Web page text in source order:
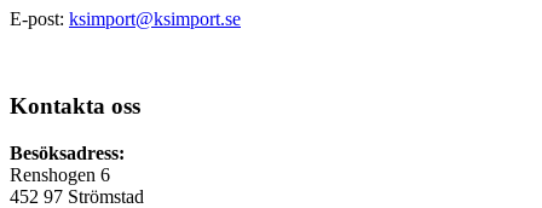
E-post: ksimport@ksimport.se
Kontakta oss
Besöksadress:
Renshogen 6
452 97 Strömstad